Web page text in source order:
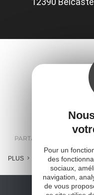
PARTAGER :
PLUS
Pour un
des
sociaux,
navigation,
de vous